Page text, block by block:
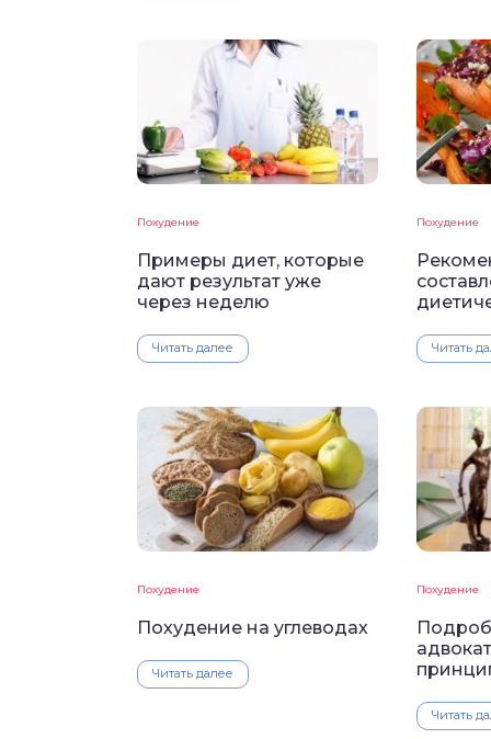
Похудение
Примеры диет, которые
дают результат уже
через неделю
Читать далее
Похудение
Читать
Похудение
Похудение на углеводах
Читать далее
Похудение
Читать